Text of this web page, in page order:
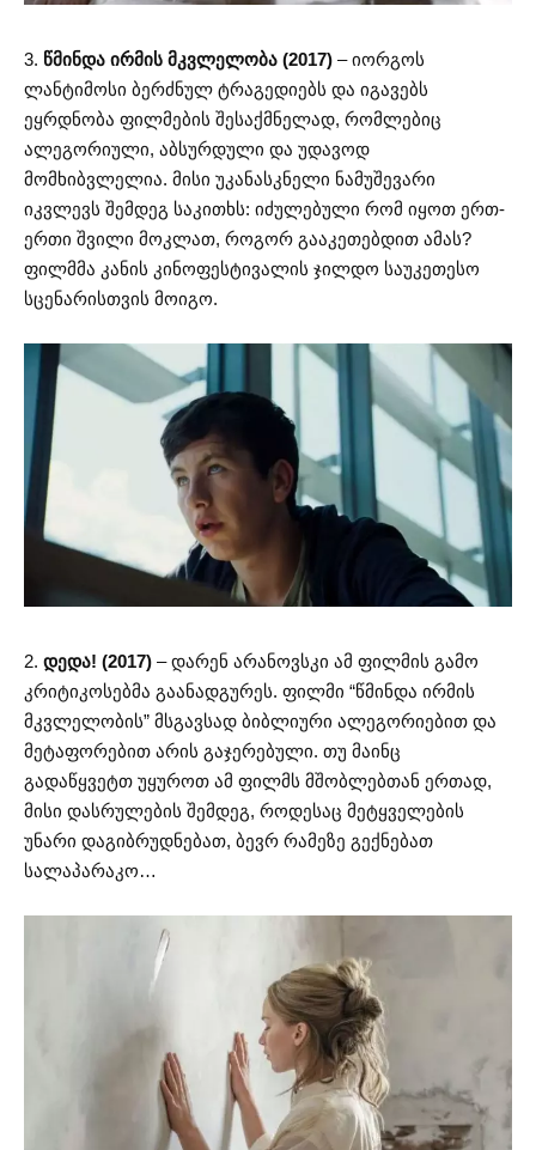
3. წმინდა ირმის მკვლელობა (2017) – იორგოს
ლანტიმოსი ბერძნულ ტრაგედიებს და იგავებს
ეყრდნობა ფილმების შესაქმნელად, რომლებიც
ალეგორიული, აბსურდული და უდავოდ
მომხიბვლელია. მისი უკანასკნელი ნამუშევარი
იკვლევს შემდეგ საკითხს: იძულებული რომ იყოთ ერთ-
ერთი შვილი მოკლათ, როგორ გააკეთებდით ამას?
ფილმმა კანის კინოფესტივალის ჯილდო საუკეთესო
სცენარისთვის მოიგო.
2. დედა! (2017) – დარენ არანოვსკი ამ ფილმის გამო
კრიტიკოსებმა გაანადგურეს. ფილმი “წმინდა ირმის
მკვლელობის” მსგავსად ბიბლიური ალეგორიებით და
მეტაფორებით არის გაჯერებული. თუ მაინც
გადაწყვეტთ უყუროთ ამ ფილმს მშობლებთან ერთად,
მისი დასრულების შემდეგ, როდესაც მეტყველების
უნარი დაგიბრუდნებათ, ბევრ რამეზე გექნებათ
სალაპარაკო…